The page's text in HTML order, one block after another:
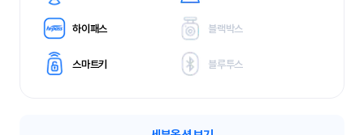
하이패스 블랙박스
스마트키 블루투스